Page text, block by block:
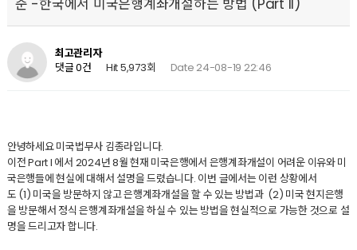
준 -한국에서 미국은행계좌개설하는 방법 (Part II)
최고관리자
댓글 0건
Hit 5,973회 Date 24-08-19 22:46
안녕하세요 미국법무사 김종라입니다.
이전 Part I 에서 2024년 8월 현재 미국은행에서 은행계좌개설이 어려운 이유와 미
국은행들에 현실에 대해서 설명을 드렸습니다. 이번 글에서는 이런 상황에서
도 (1) 미국을 방문하지 않고 은행계좌개설을 할 수 있는 방법과 (2) 미국 현지은행
을 방문해서 정식 은행계좌개설을 하실 수 있는 방법을 현실적으로 가능한 것으로 설
명을 드리고자 합니다.